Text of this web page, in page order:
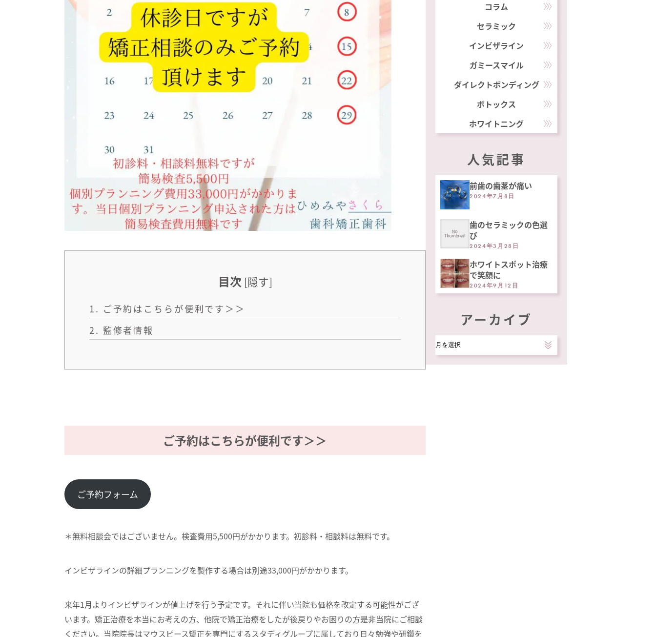
目次 [隠す]
1. ご予約はこちらが便利です＞＞
2. 監修者情報
ご予約はこちらが便利です＞＞
ご予約フォーム
＊無料相談会ではございません。検査費用5,500円がかかります。初診料・相談料は無料です。
インビザラインの詳細プランニングを製作する場合は別途33,000円がかかります。
来年1月よりインビザラインが値上げを行う予定です。それに伴い当院も価格を改定する可能性がござ
います。矯正治療を本当にお考えの方、他院で矯正治療をしたが後戻りやお困りの方是非当院にご相談
ください。当院院長はマウスピース矯正を専門にするスタディグループに属しており日々勉強や研鑽を
コラム
セラミック
インビザライン
ガミースマイル
ダイレクトボンディング
ボトックス
ホワイトニング
人気記事
前歯の歯茎が痛い
2024年7月8日
歯のセラミックの色選
び
2024年3月28日
ホワイトスポット治療
で笑顔に
2024年9月12日
アーカイブ
ア
ー